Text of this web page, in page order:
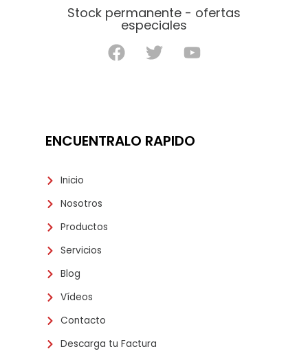
Stock permanente - ofertas
especiales
ENCUENTRALO RAPIDO
Inicio
Nosotros
Productos
Servicios
Blog
Vídeos
Contacto
Descarga tu Factura